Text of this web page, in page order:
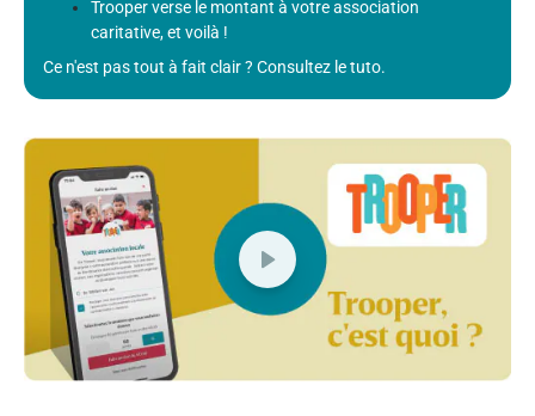
Trooper verse le montant à votre association
caritative, et voilà !
Ce n'est pas tout à fait clair ? Consultez le tuto.